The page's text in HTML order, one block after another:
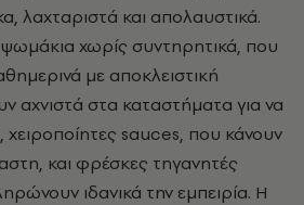
λαχταριστά και απολαυστικά.
χωρίς συντηρητικά, που
με αποκλειστική
αχνιστά στα καταστήματα για να
χειροποίητες sauces, που κάνουν
και φρέσκες τηγανητές
ιδανικά την εμπειρία. Η